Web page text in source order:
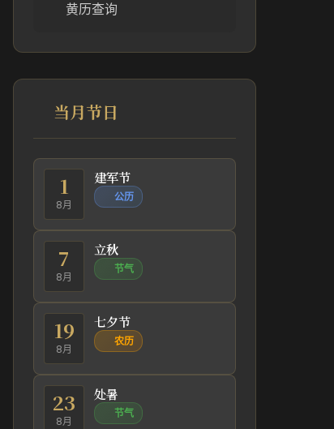
黄历查询
当月节日
1
8月
建军节
公历
7
8月
立秋
节气
19
8月
七夕节
农历
23
8月
处暑
节气